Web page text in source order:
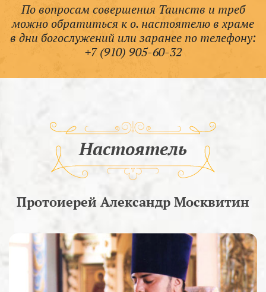
По вопросам совершения Таинств и треб
можно обратиться к о. настоятелю в храме
в дни богослужений или заранее по телефону:
+7 (910) 905-60-32
Настоятель
Протоиерей Александр Москвитин